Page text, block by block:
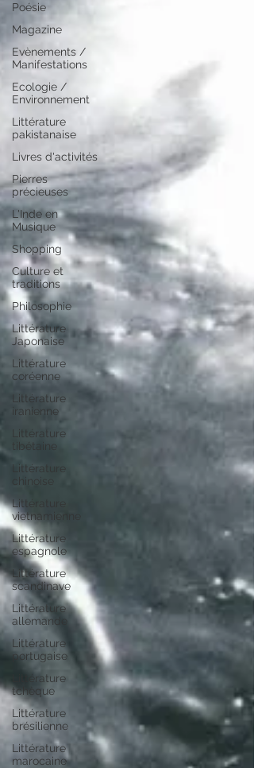
Poésie
Magazine
Evènements /
Manifestations
Ecologie /
Environnement
Littérature
pakistanaise
Livres d'activités
Pierres
précieuses
L'Inde en
Musique
Shopping
Culture et
traditions
Philosophie
Littérature
Japonaise
Littérature
coréenne
Littérature
iranienne
Littérature
tibétaine
Littérature
chinoise
Littérature
vietnamienne
Littérature
espagnole
Littérature
scandinave
Littérature
allemande
Littérature
portugaise
Littérature
tchèque
Littérature
brésilienne
Littérature
marocaine